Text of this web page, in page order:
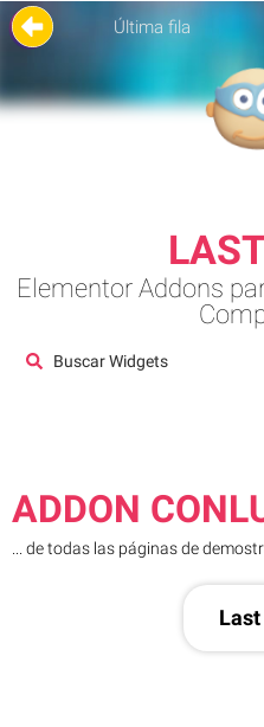
Última fila
Elementor Addons
ADDON
... de todas las páginas de
Buscar Widgets